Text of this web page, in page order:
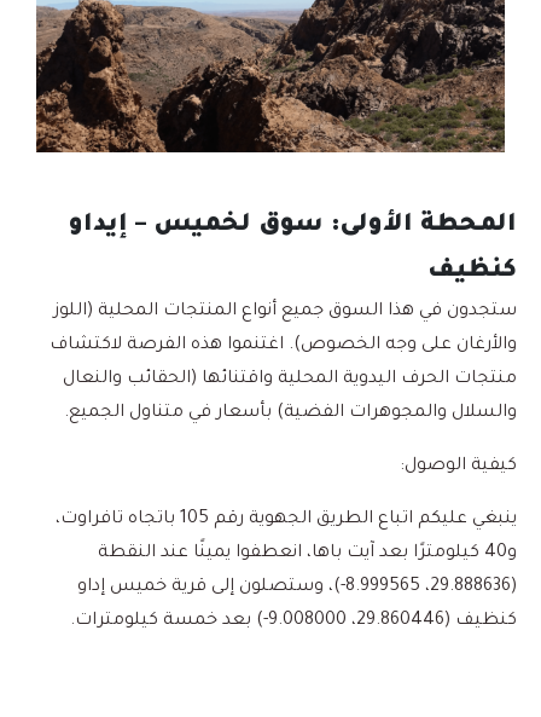
المحطة الأولى: سوق لخميس – إيداو
كنظيف
ستجدون في هذا السوق جميع أنواع المنتجات المحلية (اللوز
والأرغان على وجه الخصوص). اغتنموا هذه الفرصة لاكتشاف
منتجات الحرف اليدوية المحلية واقتنائها (الحقائب والنعال
والسلال والمجوهرات الفضية) بأسعار في متناول الجميع.
كيفية الوصول:
ينبغي عليكم اتباع الطريق الجهوية رقم 105 باتجاه تافراوت،
و40 كيلومترًا بعد آيت باها، انعطفوا يمينًا عند النقطة
(29.888636، 8.999565-)، وستصلون إلى قرية خميس إداو
كنظيف (29.860446، 9.008000-) بعد خمسة كيلومترات.